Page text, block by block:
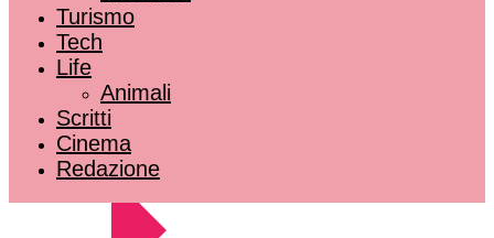
Turismo
Tech
Life
Animali
Scritti
Cinema
Redazione